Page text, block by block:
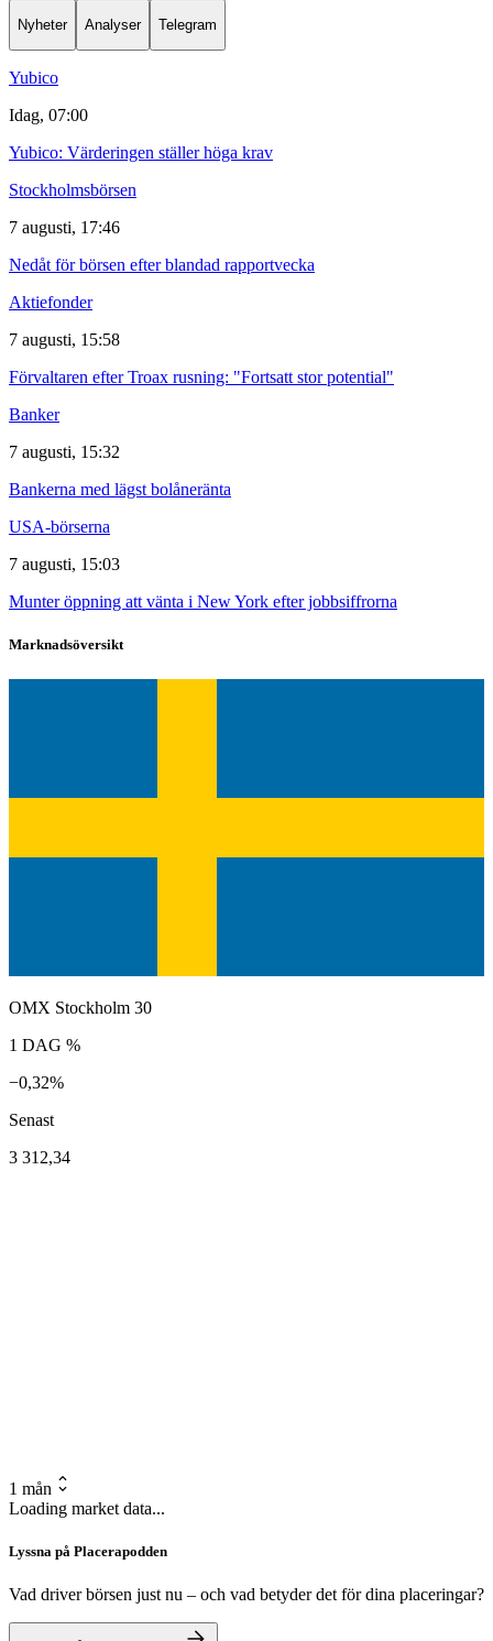
Nyheter Analyser Telegram
Yubico
Idag, 07:00
Yubico: Värderingen ställer höga krav
Stockholmsbörsen
7 augusti, 17:46
Nedåt för börsen efter blandad rapportvecka
Aktiefonder
7 augusti, 15:58
Förvaltaren efter Troax rusning: "Fortsatt stor potential"
Banker
7 augusti, 15:32
Bankerna med lägst bolåneränta
USA-börserna
7 augusti, 15:03
Munter öppning att vänta i New York efter jobbsiffrorna
Marknadsöversikt
OMX Stockholm 30
1 DAG %
−0,32%
Senast
3 312,34
1 mån
Loading market data...
Lyssna på Placerapodden
Vad driver börsen just nu – och vad betyder det för dina placeringar?